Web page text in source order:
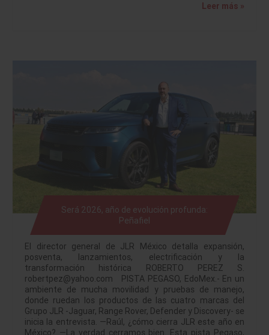
Leer más »
Será 2026, año de evolución profunda:
Peñafiel
El director general de JLR México detalla expansión,
posventa, lanzamientos, electrificación y la
transformación histórica ROBERTO PEREZ S.
robertpez@yahoo.com PISTA PEGASO, EdoMex.- En un
ambiente de mucha movilidad y pruebas de manejo,
donde ruedan los productos de las cuatro marcas del
Grupo JLR -Jaguar, Range Rover, Defender y Discovery- se
inicia la entrevista. —Raúl, ¿cómo cierra JLR este año en
México? —La verdad cerramos bien. Esta pista Pegaso,